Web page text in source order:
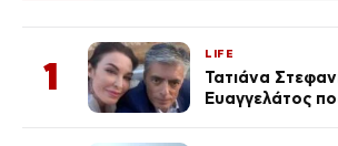
1
LIFE
Τατιάνα
Ευαγγελάτος